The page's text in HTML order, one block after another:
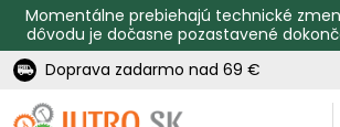
Momentálne prebiehajú technické
dôvodu je dočasne pozastavené
Doprava zadarmo nad 69 €